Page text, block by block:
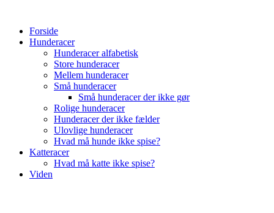
indholdForside
Hunderacer
Hunderacer alfabetisk
Store hunderacer
Mellem hunderacer
Små hunderacer
Små hunderacer der ikke gør
Rolige hunderacer
Hunderacer der ikke fælder
Ulovlige hunderacer
Hvad må hunde ikke spise?
Katteracer
Hvad må katte ikke spise?
Viden